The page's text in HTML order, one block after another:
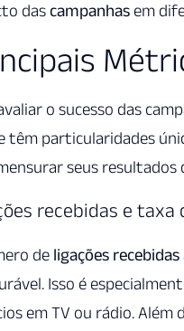
dascampanhas em
o sucesso das
têm particularidades
seus resultados
recebidas e taxa
de ligações recebidas
Isso é
em TV ou rádio. Além